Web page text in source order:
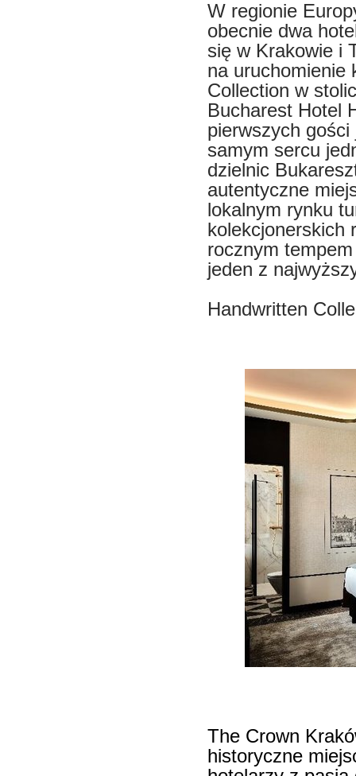
W regionie
obecnie dwa
się w Krakowie i
na uruchomienie
Collection w
Bucharest Hotel
pierwszych
samym sercu
dzielnic
autentyczne
lokalnym rynku
kolekcjonerskich
rocznym
jeden z
Handwritten
The Crown
historyczne